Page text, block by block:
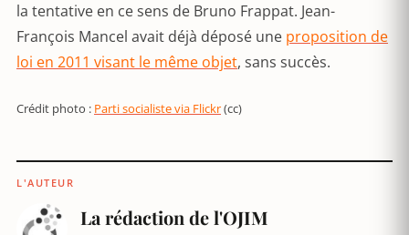
la tentative en ce sens de Bruno Frappat. Jean-
François Mancel avait déjà déposé une proposition de
loi en 2011 visant le même objet, sans succès.
Crédit photo : Parti socialiste via Flickr(cc)
L'AUTEUR
La rédaction de l'OJIM